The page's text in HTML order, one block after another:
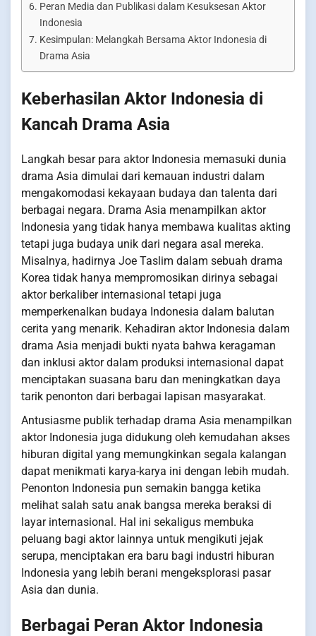
Peran Media dan Publikasi dalam Kesuksesan Aktor
Indonesia
Kesimpulan: Melangkah Bersama Aktor Indonesia di
Drama Asia
Keberhasilan Aktor Indonesia di
Kancah Drama Asia
Langkah besar para aktor Indonesia memasuki dunia
drama Asia dimulai dari kemauan industri dalam
mengakomodasi kekayaan budaya dan talenta dari
berbagai negara. Drama Asia menampilkan aktor
Indonesia yang tidak hanya membawa kualitas akting
tetapi juga budaya unik dari negara asal mereka.
Misalnya, hadirnya Joe Taslim dalam sebuah drama
Korea tidak hanya mempromosikan dirinya sebagai
aktor berkaliber internasional tetapi juga
memperkenalkan budaya Indonesia dalam balutan
cerita yang menarik. Kehadiran aktor Indonesia dalam
drama Asia menjadi bukti nyata bahwa keragaman
dan inklusi aktor dalam produksi internasional dapat
menciptakan suasana baru dan meningkatkan daya
tarik penonton dari berbagai lapisan masyarakat.
Antusiasme publik terhadap drama Asia menampilkan
aktor Indonesia juga didukung oleh kemudahan akses
hiburan digital yang memungkinkan segala kalangan
dapat menikmati karya-karya ini dengan lebih mudah.
Penonton Indonesia pun semakin bangga ketika
melihat salah satu anak bangsa mereka beraksi di
layar internasional. Hal ini sekaligus membuka
peluang bagi aktor lainnya untuk mengikuti jejak
serupa, menciptakan era baru bagi industri hiburan
Indonesia yang lebih berani mengeksplorasi pasar
Asia dan dunia.
Berbagai Peran Aktor Indonesia